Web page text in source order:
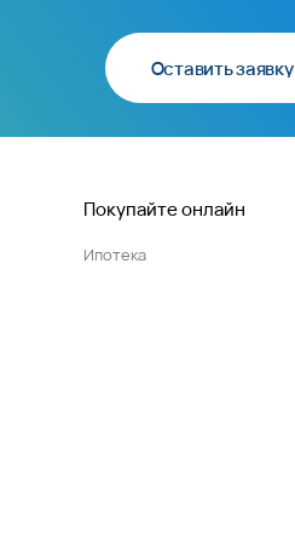
Оставить заявку
Покупайте онлайн
Ипотека